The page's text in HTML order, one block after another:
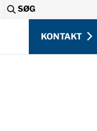
SØG
KONTAKT